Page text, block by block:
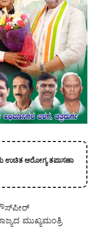
ಉಚಿತ ಆರೋಗ್ಯ ತಪಾಸಣಾ
ಮುಖ್ಯಮಂತ್ರಿ